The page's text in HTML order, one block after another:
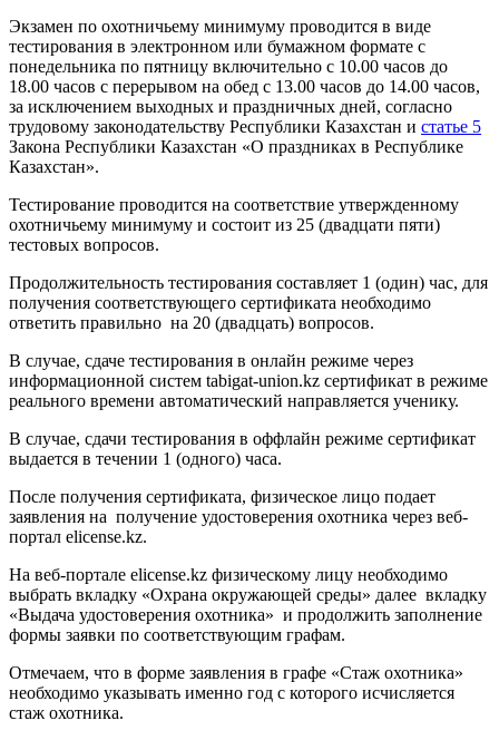
Экзамен по охотничьему минимуму проводится в виде
тестирования в электронном или бумажном формате с
понедельника по пятницу включительно с 10.00 часов до
18.00 часов с перерывом на обед с 13.00 часов до 14.00 часов,
за исключением выходных и праздничных дней, согласно
трудовому законодательству Республики Казахстан и статье 5
Закона Республики Казахстан «О праздниках в Республике
Казахстан».
Тестирование проводится на соответствие утвержденному
охотничьему минимуму и состоит из 25 (двадцати пяти)
тестовых вопросов.
Продолжительность тестирования составляет 1 (один) час, для
получения соответствующего сертификата необходимо
ответить правильно на 20 (двадцать) вопросов.
В случае, сдаче тестирования в онлайн режиме через
информационной систем tabigat-union.kz сертификат в режиме
реального времени автоматический направляется ученику.
В случае, сдачи тестирования в оффлайн режиме сертификат
выдается в течении 1 (одного) часа.
После получения сертификата, физическое лицо подает
заявления на получение удостоверения охотника через веб-
портал elicense.kz.
На веб-портале elicense.kz физическому лицу необходимо
выбрать вкладку «Охрана окружающей среды» далее вкладку
«Выдача удостоверения охотника» и продолжить заполнение
формы заявки по соответствующим графам.
Отмечаем, что в форме заявления в графе «Стаж охотника»
необходимо указывать именно год с которого исчисляется
стаж охотника.